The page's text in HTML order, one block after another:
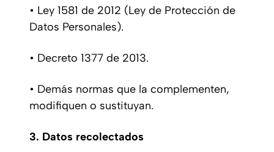
• Ley 1581 de 2012 (Ley de Protección de
Datos Personales).
• Decreto 1377 de 2013.
• Demás normas que la complementen,
modifiquen o sustituyan.
3. Datos recolectados